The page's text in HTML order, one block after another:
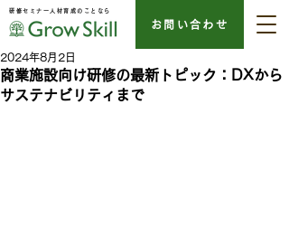
研修セミナー人材育成のことなら
お問い合わせ
商業施設向け研修の最新トピック：DXから
サステナビリティまで
2024年8月2日